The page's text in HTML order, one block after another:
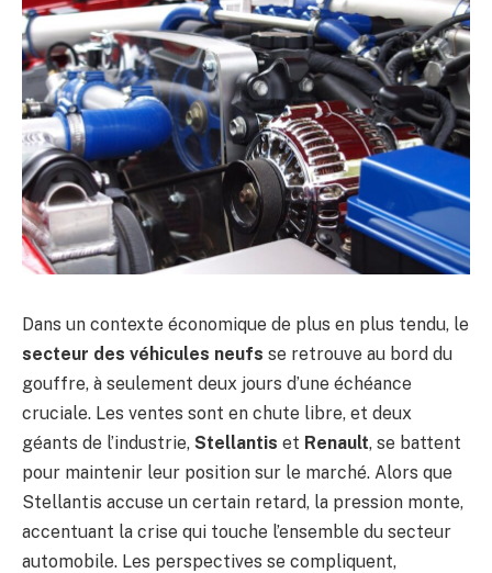
Dans un contexte économique de plus en plus tendu, le
secteur des véhicules neufs se retrouve au bord du
gouffre, à seulement deux jours d’une échéance
cruciale. Les ventes sont en chute libre, et deux
géants de l’industrie, Stellantis et Renault, se battent
pour maintenir leur position sur le marché. Alors que
Stellantis accuse un certain retard, la pression monte,
accentuant la crise qui touche l’ensemble du secteur
automobile. Les perspectives se compliquent,